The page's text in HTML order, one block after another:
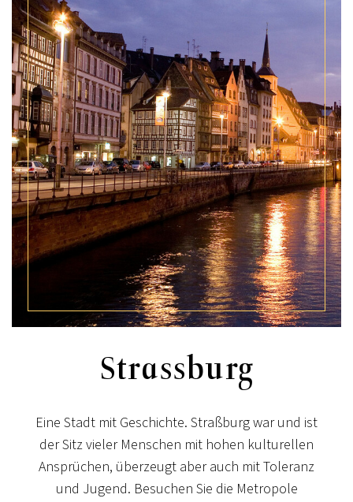
Strassburg
Eine Stadt mit Geschichte. Straßburg war und ist
der Sitz vieler Menschen mit hohen kulturellen
Ansprüchen, überzeugt aber auch mit Toleranz
und Jugend. Besuchen Sie die Metropole